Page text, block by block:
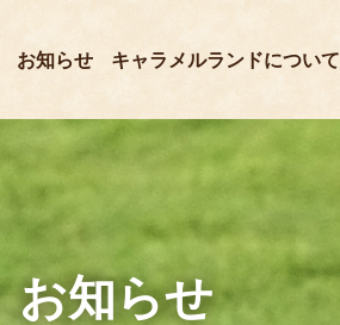
お知らせ キャラメルランドについて
お知らせ